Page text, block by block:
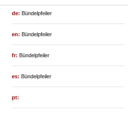
de:Bündelpfeiler
en:Bündelpfeiler
fr:Bündelpfeiler
es:Bündelpfeiler
pt: